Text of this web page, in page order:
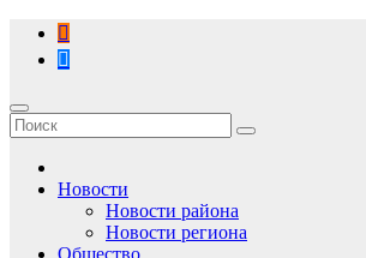
Перейти
содержимому
Новости
Новости района
Новости региона
Общество